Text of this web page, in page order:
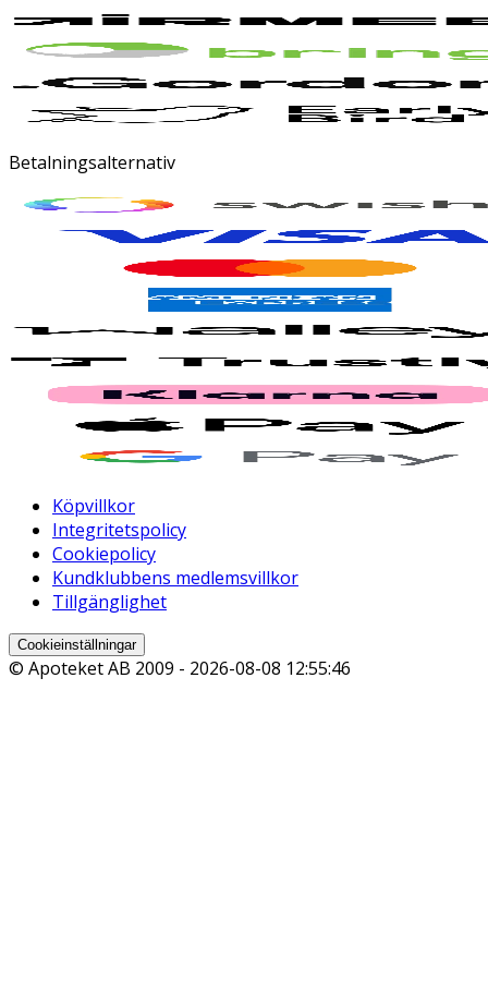
Betalningsalternativ
Köpvillkor
Integritetspolicy
Cookiepolicy
Kundklubbens medlemsvillkor
Tillgänglighet
Cookieinställningar
© Apoteket AB 2009 - 2026-08-08 12:55:46